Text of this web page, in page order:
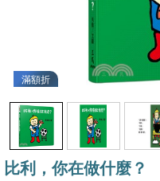
滿額折
比利，你在做什麼？